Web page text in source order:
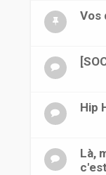
Vos
Hip
Là,